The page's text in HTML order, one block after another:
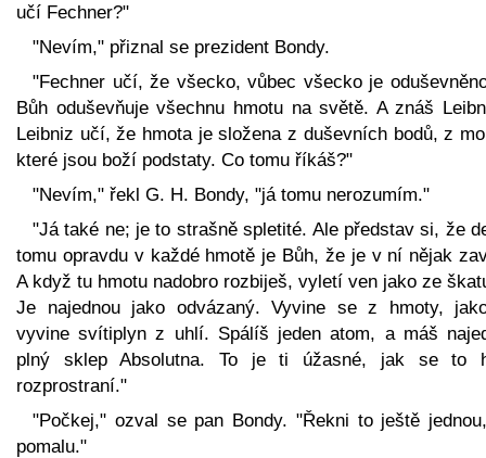
učí Fechner?"
"Nevím," přiznal se prezident Bondy.
"Fechner učí, že všecko, vůbec všecko je
Bůh oduševňuje všechnu hmotu na světě. A znáš
Leibniz učí, že hmota je složena z duševních bodů, z
které jsou boží podstaty. Co tomu říkáš?"
"Nevím," řekl G. H. Bondy, "já tomu nerozumím."
"Já také ne; je to strašně spletité. Ale představ si, že
tomu opravdu v každé hmotě je Bůh, že je v ní nějak
A když tu hmotu nadobro rozbiješ, vyletí ven jako ze
Je najednou jako odvázaný. Vyvine se z hmoty,
vyvine svítiplyn z uhlí. Spálíš jeden atom, a máš
plný sklep Absolutna. To je ti úžasné, jak se to
rozprostraní."
"Počkej," ozval se pan Bondy. "Řekni to ještě
pomalu."